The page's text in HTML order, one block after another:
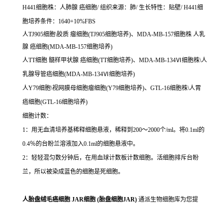
H441细胞株：人肺腺 癌细胞/ 组织来源：肺/ 生长特性：贴壁/ H441细
胞培养条件：1640+10%FBS
人TJ905细胞\胶质 瘤细胞(TJ905细胞培养)、MDA-MB-157细胞株 人乳
腺 癌细胞(MDA-MB-157细胞培养)
人TT细胞 髓样甲状腺 癌细胞(TT细胞培养)、MDA-MB-134Ⅵ细胞株\人
乳腺导管癌细胞(MDA-MB-134Ⅵ细胞培养)
人Y79细胞\视网膜母细胞瘤细胞(Y79细胞培养)、GTL-16细胞株\人胃
癌细胞(GTL-16细胞培养)
细胞计数：
1：用无血清培养基稀释细胞悬液，稀释到200～2000个/ml。将0.1ml的
0.4％的台盼兰溶液加入0.1ml的细胞悬液中。
2：轻轻混匀数分钟后，在用血球计数板计数细胞。活细胞排斥台盼
兰，所以被染成蓝色的细胞是死细胞。
人胎盘绒毛癌细胞 JAR细胞 (胎盘细胞JAR) 通派生物细胞库为您提